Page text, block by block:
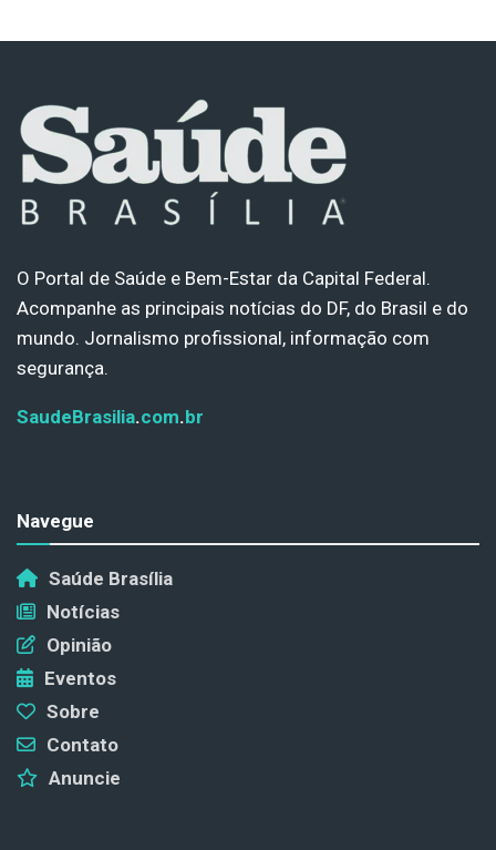
O Portal de Saúde e Bem-Estar da Capital Federal.
Acompanhe as principais notícias do DF, do Brasil e do
mundo. Jornalismo profissional, informação com
segurança.
SaudeBrasilia.com.br
Navegue
Saúde Brasília
Notícias
Opinião
Eventos
Sobre
Contato
Anuncie